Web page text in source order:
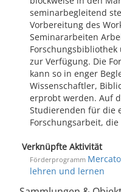
seminarbegleitend
Vorbereitung des
Seminararbeiten
zur Verfügung. Die
kann so in enger
Wissenschaftler,
erprobt werden. Auf
Studierenden für die
Forschungsarbeit,
Verknüpfte Aktivität
Förderprogramm
lehren und lernen